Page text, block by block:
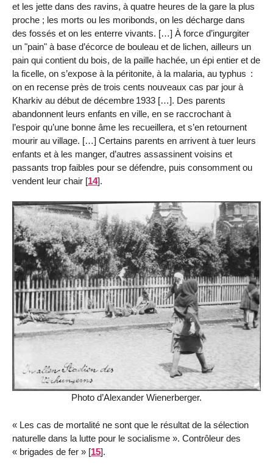
et les jette dans des ravins, à quatre heures de la gare la plus
proche ; les morts ou les moribonds, on les décharge dans
des fossés et on les enterre vivants. […] À force d’ingurgiter
un "pain" à base d’écorce de bouleau et de lichen, ailleurs un
pain qui contient du bois, de la paille hachée, un épi entier et de
la ficelle, on s’expose à la péritonite, à la malaria, au typhus :
on en recense près de trois cents nouveaux cas par jour à
Kharkiv au début de décembre 1933 […]. Des parents
abandonnent leurs enfants en ville, en se raccrochant à
l’espoir qu’une bonne âme les recueillera, et s’en retournent
mourir au village. […] Certains parents en arrivent à tuer leurs
enfants et à les manger, d’autres assassinent voisins et
passants trop faibles pour se défendre, puis consomment ou
vendent leur chair [14].
Photo d’Alexander Wienerberger.
« Les cas de mortalité ne sont que le résultat de la sélection
naturelle dans la lutte pour le socialisme ». Contrôleur des
« brigades de fer » [15].